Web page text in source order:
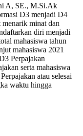
A, SE., M.Si.Ak
D3 menjadi D4
menarik minat dan
diri menjadi
mahasiswa tahun
mahasiswa 2021
Perpajakan
serta mahasiswa
atau selesai
waktu hingga